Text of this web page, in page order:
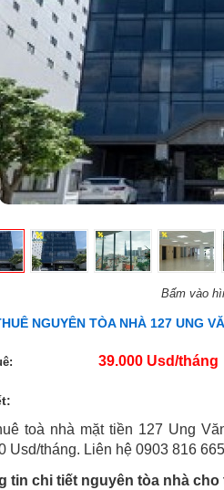
Bấm vào
NGUYÊN TÒA NHÀ 127 UNG
39.000 Usd/tháng
toà nhà mặt tiền 127 Ung
Usd/tháng. Liên hệ 0903 816 665
tin chi tiết nguyên tòa nhà cho